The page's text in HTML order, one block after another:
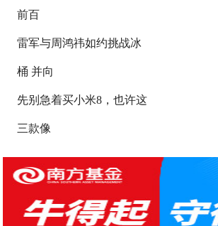
前百
雷军与周鸿祎如约挑战冰
桶 并向
先别急着买小米8，也许这
三款像